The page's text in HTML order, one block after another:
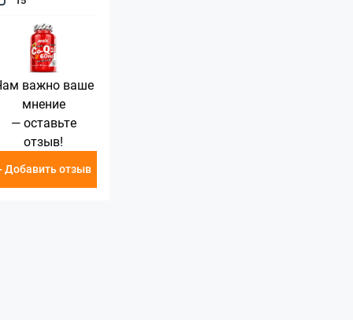
важно ваше
мнение
— оставьте
отзыв!
Добавить отзыв